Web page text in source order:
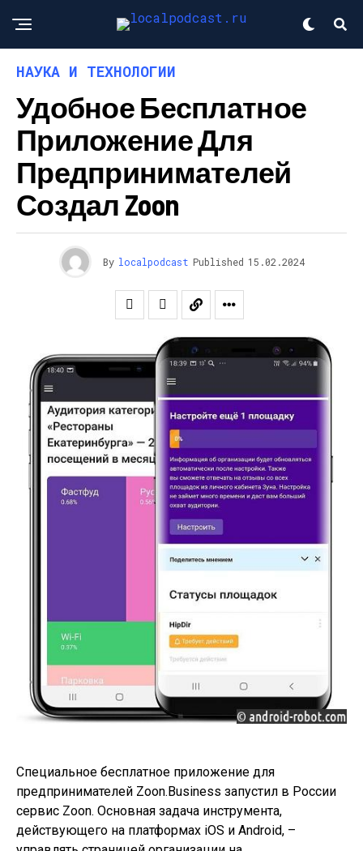
НАУКА И ТЕХНОЛОГИИ
Удобное Бесплатное
Приложение Для
Предпринимателей
Создал Zoon
By localpodcast Published 15.02.2024
Специальное бесплатное приложение для
предпринимателей Zoon.Business запустил в России
сервис Zoon. Основная задача инструмента,
действующего на платформах iOS и Android, –